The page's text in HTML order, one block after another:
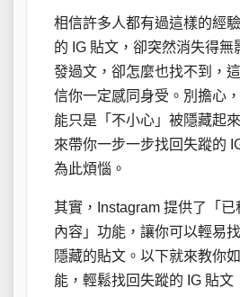
相信許多人都有過這樣的經
的 IG 貼文，卻突然消失得無
發過文，卻怎麼也找不到，
信你一定感同身受。別擔心
能只是「不小心」被隱藏起
來帶你一步一步找回失蹤的
為此煩惱。
其實，Instagram 提供了「
內容」功能，讓你可以輕易
隱藏的貼文。以下就來教你
能，輕鬆找回失蹤的 IG 貼文